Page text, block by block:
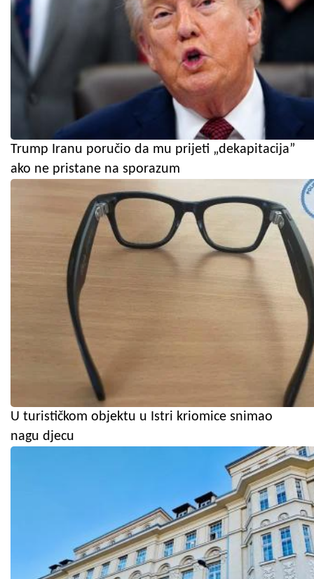
Trump Iranu poručio da mu prijeti „dekapitacija”
ako ne pristane na sporazum
U turističkom objektu u Istri kriomice snimao
nagu djecu